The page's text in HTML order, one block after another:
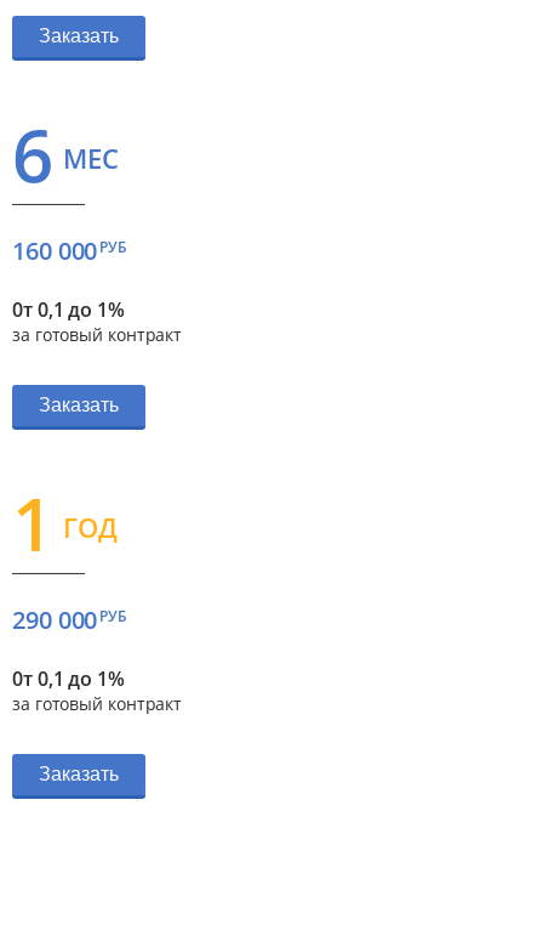
Заказать
6 МЕС
160 000РУБ
0т 0,1 до 1%
за готовый контракт
Заказать
1 ГОД
290 000РУБ
0т 0,1 до 1%
за готовый контракт
Заказать